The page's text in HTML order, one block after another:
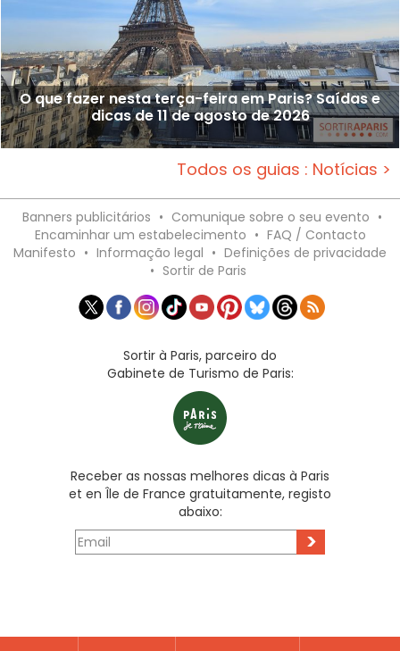
O que fazer nesta terça-feira em Paris? Saídas e
dicas de 11 de agosto de 2026
Todos os guias : Notícias >
Banners publicitários • Comunique sobre o seu evento •
Encaminhar um estabelecimento • FAQ / Contacto
Manifesto • Informação legal • Definições de privacidade
• Sortir de Paris
Sortir à Paris, parceiro do
Gabinete de Turismo de Paris:
Receber as nossas melhores dicas à Paris
et en Île de France gratuitamente, registo
abaixo:
>